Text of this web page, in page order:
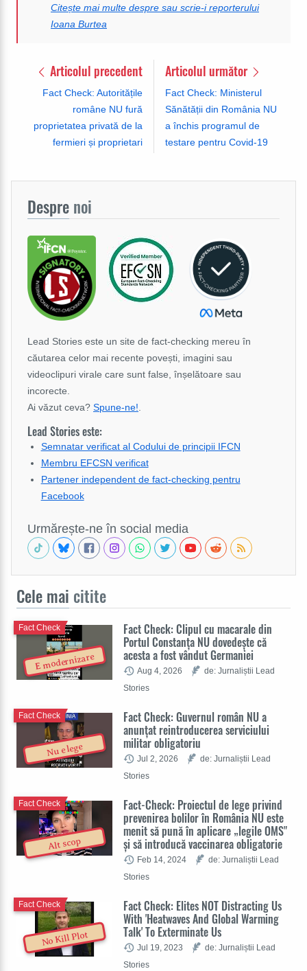
Citește mai multe despre sau scrie-i reporterului
Ioana Burtea
Articolul precedent
Fact Check: Autoritățile
române NU fură
proprietatea privată de la
fermieri și proprietari
Articolul următor
Fact Check: Ministerul
Sănătății din România NU
a închis programul de
testare pentru Covid-19
Despre noi
Lead Stories este un site de fact-checking mereu în
căutarea celor mai recente povești, imagini sau
videoclipuri virale care sunt false, înșelătoare sau
incorecte.
Ai văzut ceva? Spune-ne!
Lead Stories este:
Semnatar verificat al Codului de principii IFCN
Membru EFCSN verificat
Partener independent de fact-checking pentru
Facebook
Urmărește-ne în social media
Cele mai citite
E modernizare
Fact Check: Clipul cu macarale din
Portul Constanța NU dovedește că
acesta a fost vândut Germaniei
Fact Check
Aug 4, 2026
de: Jurnaliștii Lead
Stories
Nu e lege
Fact Check: Guvernul român NU a
anunțat reintroducerea serviciului
militar obligatoriu
Fact Check
Jul 2, 2026
de: Jurnaliștii Lead
Stories
Alt scop
Fact-Check: Proiectul de lege privind
prevenirea bolilor în România NU este
menit să pună în aplicare „legile OMS"
și să introducă vaccinarea obligatorie
Fact Check
Feb 14, 2024
de: Jurnaliștii Lead
Stories
No Kill Plot
Fact Check: Elites NOT Distracting Us
With 'Heatwaves And Global Warming
Talk' To Exterminate Us
Fact Check
Jul 19, 2023
de: Jurnaliștii Lead
Stories